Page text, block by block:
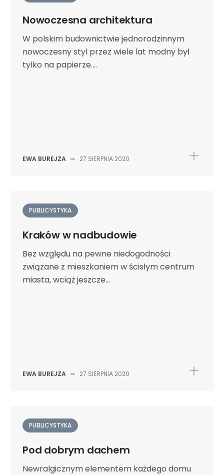
Nowoczesna architektura
W polskim budownictwie jednorodzinnym
nowoczesny styl przez wiele lat modny był
tylko na papierze....
EWA BUREJZA — 27 SIERPNIA 2020
PUBLICYSTYKA
Kraków w nadbudowie
Bez względu na pewne niedogodności
związane z mieszkaniem w ścisłym centrum
miasta, wciąż jeszcze...
EWA BUREJZA — 27 SIERPNIA 2020
PUBLICYSTYKA
Pod dobrym dachem
Newralgicznym elementem każdego domu